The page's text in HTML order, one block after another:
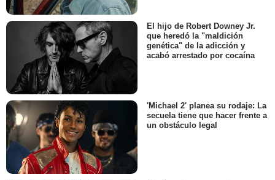
El hijo de Robert Downey Jr.
que heredó la "maldición
genética" de la adicción y
acabó arrestado por cocaína
'Michael 2' planea su rodaje: La
secuela tiene que hacer frente a
un obstáculo legal